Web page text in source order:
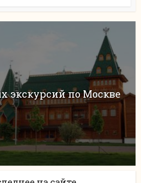
экскурсий по Москве